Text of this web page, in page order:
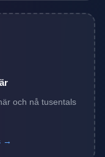
och nå tusentals
→